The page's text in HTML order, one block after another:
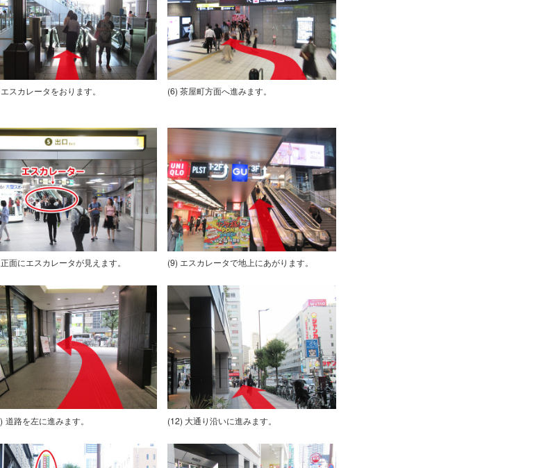
エスカレータをおります。 茶屋町方面へ進みます。
正面にエスカレータが見えます。 エスカレータで地上にあがります。
道路を左に進みます。 大通り沿いに進みます。